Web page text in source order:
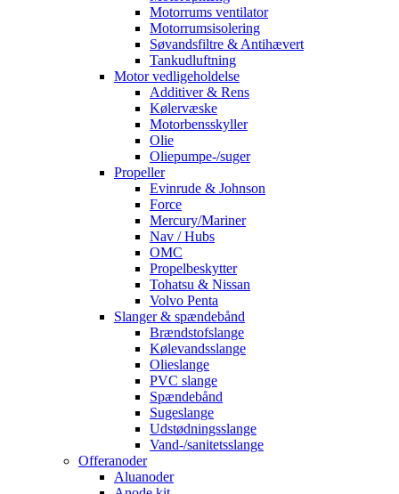
Motorrums ventilator
Motorrumsisolering
Søvandsfiltre & Antihævert
Tankudluftning
Motor vedligeholdelse
Additiver & Rens
Kølervæske
Motorbensskyller
Olie
Oliepumpe-/suger
Propeller
Evinrude & Johnson
Force
Mercury/Mariner
Nav / Hubs
OMC
Propelbeskytter
Tohatsu & Nissan
Volvo Penta
Slanger & spændebånd
Brændstofslange
Kølevandsslange
Olieslange
PVC slange
Spændebånd
Sugeslange
Udstødningsslange
Vand-/sanitetsslange
Offeranoder
Aluanoder